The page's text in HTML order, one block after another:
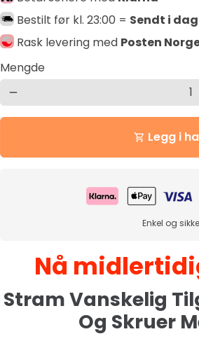
Bestilt før kl. 23:00 = Sendt i dag
Rask levering med Posten
Mengde
remove
shopping_cart Legg i
Enkel og
Nå
Stram Vanskelig
Og Skruer